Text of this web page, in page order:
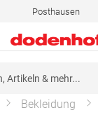
Posthausen
Bekleidung